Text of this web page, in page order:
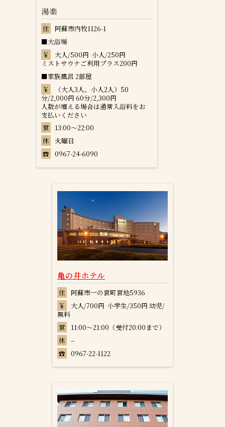
湯楽
住
阿蘇市内牧1126-1
■大浴場
￥
大人/500円 小人/250円
ミストサウナご利用プラス200円
■家族風呂 2部屋
￥
（大人3人、小人2人）50
分/2,000円 60分/2,300円
人数が増える場合は通常入浴料をお
支払いください
営
13:00～22:00
休
火曜日
☎
0967-24-6090
亀の井ホテル
住
阿蘇市一の宮町宮地5936
￥
大人/700円 小学生/350円 幼児/
無料
営
11:00～21:00（受付20:00まで）
休
–
☎
0967-22-1122